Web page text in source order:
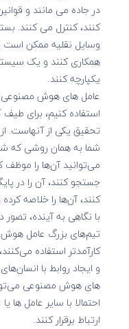
در جاده می مانند و
کنند، کنترل می کنند.
وسایل نقلیه ممکن است
همکاری کنند و یک
یکپارچه کنند.
عامل های هوش مصنوعی
استفاده کنیم، برای
تحقیق یکی از آنهاست.
شما به همان روشی که
می‌توانید آن‌ها را موظف
جستجو کنند، آن را در
کنند، آن‌ها را خلاصه
با نگاهی به آینده،
تیم‌های بزرگ عامل
کارآمدتر استفاده
و ایجاد روابط با
های هوش مصنوعی
احتمالا با سایر عامل
ارتباط برقرار کنند.